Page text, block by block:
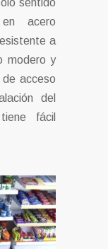
sentido
acero
a
modero y
acceso
del
fácil